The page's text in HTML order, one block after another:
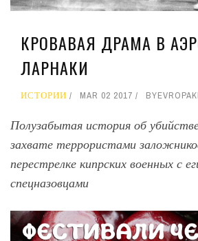
КРОВАВАЯ ДРАМА В
ЛАРНАКИ
ИСТОРИИ MAR 02 2017 BY
Полузабытая история об
захвате террористами
перестрелке кипрских военных с
спецназовцами